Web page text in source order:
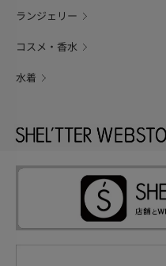
ランジェリー
コスメ・香水
水着